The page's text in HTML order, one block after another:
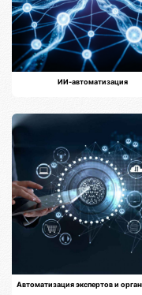
ИИ-автоматизация
Автоматизация экспертов и